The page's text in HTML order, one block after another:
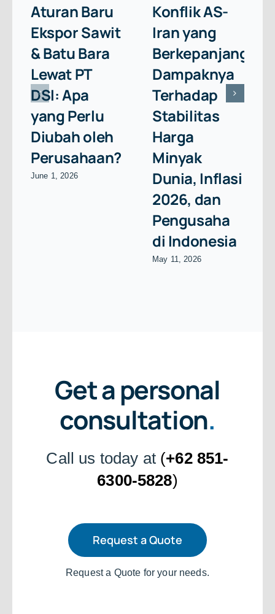
Aturan Baru
Ekspor Sawit
& Batu Bara
Lewat PT
DSI: Apa
yang Perlu
Diubah oleh
Perusahaan?
June 1, 2026
Konflik AS-
Iran yang
Berkepanjangan:
Dampaknya
Terhadap
Stabilitas
Harga
Minyak
Dunia, Inflasi
2026, dan
Pengusaha
di Indonesia
May 11, 2026
Get a personal
consultation.
Call us today at (+62 851-
6300-5828)
Request a Quote
Request a Quote for your needs.